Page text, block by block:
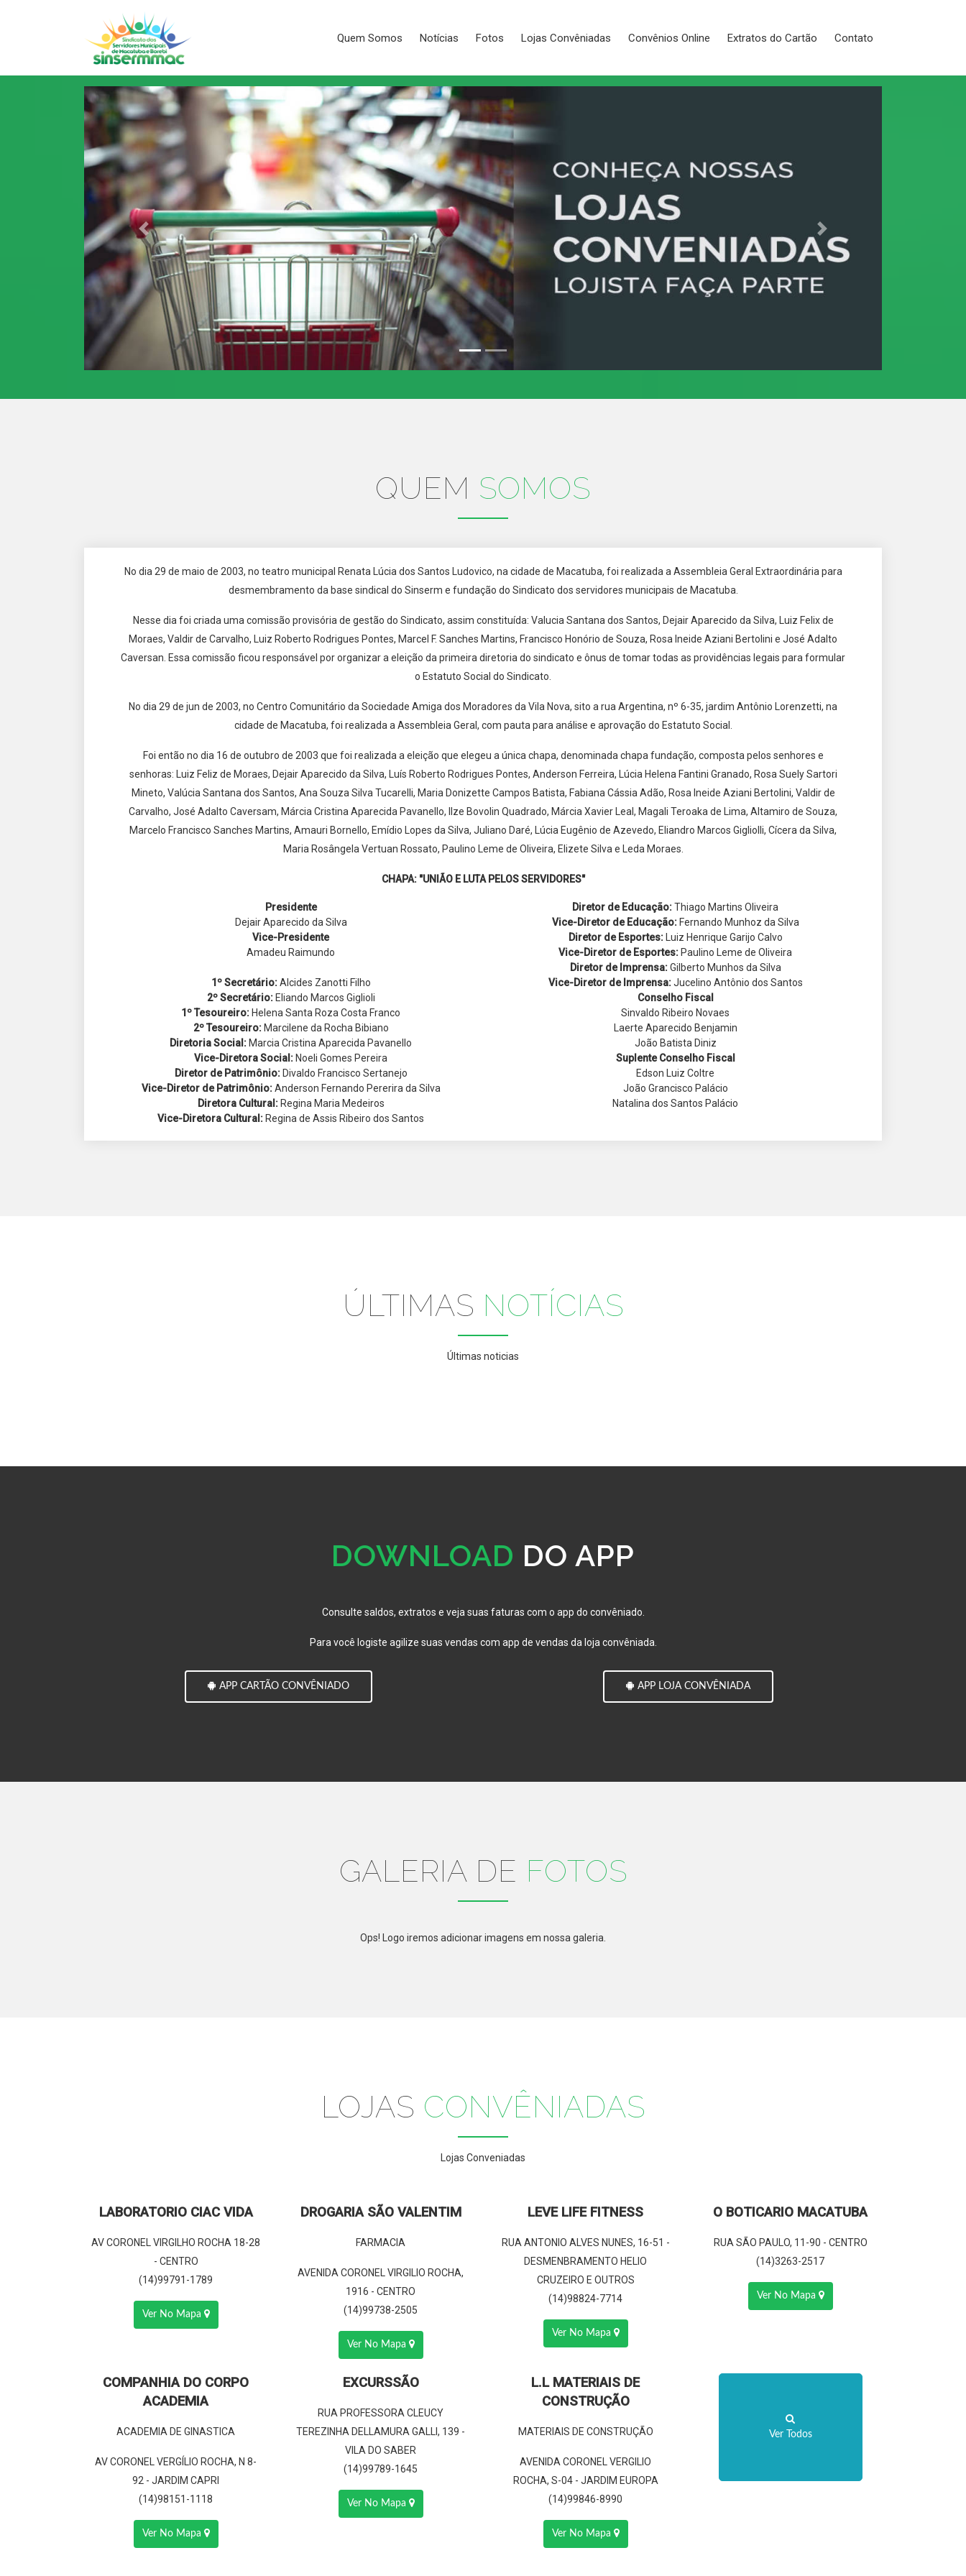
Quem Somos Notícias Fotos Lojas Convêniadas Convênios Online Extratos do Cartão Contato
Previous Next
QUEM SOMOS
No dia 29 de maio de 2003, no teatro municipal Renata Lúcia dos Santos Ludovico, na cidade de Macatuba, foi realizada a Assembleia Geral Extraordinária para
desmembramento da base sindical do Sinserm e fundação do Sindicato dos servidores municipais de Macatuba.
Nesse dia foi criada uma comissão provisória de gestão do Sindicato, assim constituída: Valucia Santana dos Santos, Dejair Aparecido da Silva, Luiz Felix de
Moraes, Valdir de Carvalho, Luiz Roberto Rodrigues Pontes, Marcel F. Sanches Martins, Francisco Honório de Souza, Rosa Ineide Aziani Bertolini e José Adalto
Caversan. Essa comissão ficou responsável por organizar a eleição da primeira diretoria do sindicato e ônus de tomar todas as providências legais para formular
o Estatuto Social do Sindicato.
No dia 29 de jun de 2003, no Centro Comunitário da Sociedade Amiga dos Moradores da Vila Nova, sito a rua Argentina, nº 6-35, jardim Antônio Lorenzetti, na
cidade de Macatuba, foi realizada a Assembleia Geral, com pauta para análise e aprovação do Estatuto Social.
Foi então no dia 16 de outubro de 2003 que foi realizada a eleição que elegeu a única chapa, denominada chapa fundação, composta pelos senhores e
senhoras: Luiz Feliz de Moraes, Dejair Aparecido da Silva, Luís Roberto Rodrigues Pontes, Anderson Ferreira, Lúcia Helena Fantini Granado, Rosa Suely Sartori
Mineto, Valúcia Santana dos Santos, Ana Souza Silva Tucarelli, Maria Donizette Campos Batista, Fabiana Cássia Adão, Rosa Ineide Aziani Bertolini, Valdir de
Carvalho, José Adalto Caversam, Márcia Cristina Aparecida Pavanello, Ilze Bovolin Quadrado, Márcia Xavier Leal, Magali Teroaka de Lima, Altamiro de Souza,
Marcelo Francisco Sanches Martins, Amauri Bornello, Emídio Lopes da Silva, Juliano Daré, Lúcia Eugênio de Azevedo, Eliandro Marcos Gigliolli, Cícera da Silva,
Maria Rosângela Vertuan Rossato, Paulino Leme de Oliveira, Elizete Silva e Leda Moraes.
CHAPA: "UNIÃO E LUTA PELOS SERVIDORES"
Presidente
Dejair Aparecido da Silva
Vice-Presidente
Amadeu Raimundo
1º Secretário:Alcides Zanotti Filho
2º Secretário: Eliando Marcos Giglioli
1º Tesoureiro: Helena Santa Roza Costa Franco
2º Tesoureiro: Marcilene da Rocha Bibiano
Diretoria Social: Marcia Cristina Aparecida Pavanello
Vice-Diretora Social: Noeli Gomes Pereira
Diretor de Patrimônio: Divaldo Francisco Sertanejo
Vice-Diretor de Patrimônio:Anderson Fernando Pererira da Silva
Diretora Cultural: Regina Maria Medeiros
Vice-Diretora Cultural: Regina de Assis Ribeiro dos Santos
Diretor de Educação:Thiago Martins Oliveira
Vice-Diretor de Educação: Fernando Munhoz da Silva
Diretor de Esportes: Luiz Henrique Garijo Calvo
Vice-Diretor de Esportes: Paulino Leme de Oliveira
Diretor de Imprensa:Gilberto Munhos da Silva
Vice-Diretor de Imprensa:Jucelino Antônio dos Santos
Conselho Fiscal
Sinvaldo Ribeiro Novaes
Laerte Aparecido Benjamin
João Batista Diniz
Suplente Conselho Fiscal
Edson Luiz Coltre
João Grancisco Palácio
Natalina dos Santos Palácio
ÚLTIMAS NOTÍCIAS
Últimas noticias
DOWNLOAD DO APP
Consulte saldos, extratos e veja suas faturas com o app do convêniado.
Para você logiste agilize suas vendas com app de vendas da loja convêniada.
APP CARTÃO CONVÊNIADO APP LOJA CONVÊNIADA
GALERIA DE FOTOS
Ops! Logo iremos adicionar imagens em nossa galeria.
LOJAS CONVÊNIADAS
Lojas Conveniadas
LABORATORIO CIAC VIDA
AV CORONEL VIRGILHO ROCHA 18-28
- CENTRO
(14)99791-1789
Ver No Mapa
DROGARIA SÃO VALENTIM
FARMACIA
AVENIDA CORONEL VIRGILIO ROCHA,
1916 - CENTRO
(14)99738-2505
Ver No Mapa
LEVE LIFE FITNESS
RUA ANTONIO ALVES NUNES, 16-51 -
DESMENBRAMENTO HELIO
CRUZEIRO E OUTROS
(14)98824-7714
Ver No Mapa
O BOTICARIO MACATUBA
RUA SÃO PAULO, 11-90 - CENTRO
(14)3263-2517
Ver No Mapa
COMPANHIA DO CORPO
ACADEMIA
ACADEMIA DE GINASTICA
AV CORONEL VERGÍLIO ROCHA, N 8-
92 - JARDIM CAPRI
(14)98151-1118
Ver No Mapa
EXCURSSÃO
RUA PROFESSORA CLEUCY
TEREZINHA DELLAMURA GALLI, 139 -
VILA DO SABER
(14)99789-1645
Ver No Mapa
L.L MATERIAIS DE
CONSTRUÇÃO
MATERIAIS DE CONSTRUÇÃO
AVENIDA CORONEL VERGILIO
ROCHA, S-04 - JARDIM EUROPA
(14)99846-8990
Ver No Mapa
Ver Todos